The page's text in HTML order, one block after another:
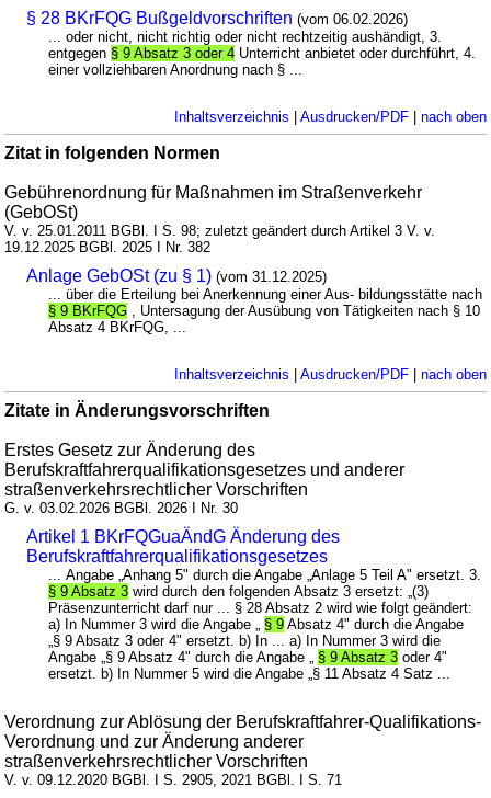
§ 28 BKrFQG Bußgeldvorschriften (vom 06.02.2026)
... oder nicht, nicht richtig oder nicht rechtzeitig aushändigt, 3.
entgegen § 9 Absatz 3 oder 4 Unterricht anbietet oder durchführt, 4.
einer vollziehbaren Anordnung nach § ...
Inhaltsverzeichnis | Ausdrucken/PDF| nach oben
Zitat in folgenden Normen
Gebührenordnung für Maßnahmen im Straßenverkehr
(GebOSt)
V. v. 25.01.2011 BGBl. I S. 98; zuletzt geändert durch Artikel 3 V. v.
19.12.2025 BGBl. 2025 I Nr. 382
Anlage GebOSt (zu § 1) (vom 31.12.2025)
... über die Erteilung bei Anerkennung einer Aus- bildungsstätte nach
§ 9 BKrFQG , Untersagung der Ausübung von Tätigkeiten nach § 10
Absatz 4 BKrFQG, ...
Inhaltsverzeichnis | Ausdrucken/PDF| nach oben
Zitate in Änderungsvorschriften
Erstes Gesetz zur Änderung des
Berufskraftfahrerqualifikationsgesetzes und anderer
straßenverkehrsrechtlicher Vorschriften
G. v. 03.02.2026 BGBl. 2026 I Nr. 30
Artikel 1 BKrFQGuaÄndG Änderung des
Berufskraftfahrerqualifikationsgesetzes
... Angabe „Anhang 5" durch die Angabe „Anlage 5 Teil A" ersetzt. 3.
§ 9 Absatz 3 wird durch den folgenden Absatz 3 ersetzt: „(3)
Präsenzunterricht darf nur ... § 28 Absatz 2 wird wie folgt geändert:
a) In Nummer 3 wird die Angabe „ § 9 Absatz 4" durch die Angabe
„§ 9 Absatz 3 oder 4" ersetzt. b) In ... a) In Nummer 3 wird die
Angabe „§ 9 Absatz 4" durch die Angabe „ § 9 Absatz 3 oder 4"
ersetzt. b) In Nummer 5 wird die Angabe „§ 11 Absatz 4 Satz ...
Verordnung zur Ablösung der Berufskraftfahrer-Qualifikations-
Verordnung und zur Änderung anderer
straßenverkehrsrechtlicher Vorschriften
V. v. 09.12.2020 BGBl. I S. 2905, 2021 BGBl. I S. 71